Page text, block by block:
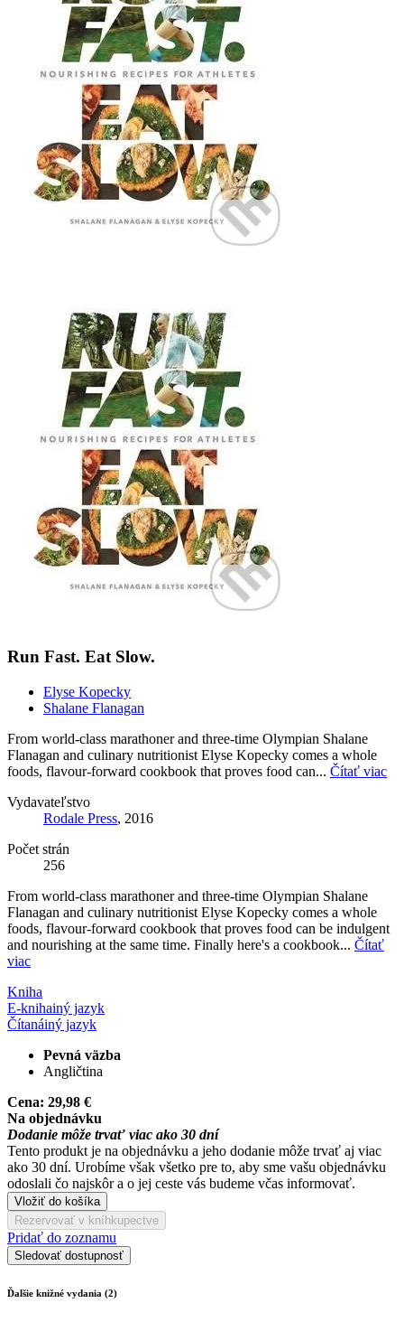
Run Fast. Eat Slow.
Elyse Kopecky
Shalane Flanagan
From world-class marathoner and three-time Olympian Shalane
Flanagan and culinary nutritionist Elyse Kopecky comes a whole
foods, flavour-forward cookbook that proves food can... Čítať viac
Vydavateľstvo
Rodale Press, 2016
Počet strán
256
From world-class marathoner and three-time Olympian Shalane
Flanagan and culinary nutritionist Elyse Kopecky comes a whole
foods, flavour-forward cookbook that proves food can be indulgent
and nourishing at the same time. Finally here's a cookbook... Čítať
viac
Kniha
E-knihainý jazyk
Čítanáiný jazyk
Pevná väzba
Angličtina
Cena: 29,98 €
Na objednávku
Dodanie môže trvať viac ako 30 dní
Tento produkt je na objednávku a jeho dodanie môže trvať aj viac
ako 30 dní. Urobíme však všetko pre to, aby sme vašu objednávku
odoslali čo najskôr a o jej ceste vás budeme včas informovať.
Vložiť do košíka
Rezervovať v kníhkupectve
Pridať do zoznamu
Sledovať dostupnosť
Ďalšie knižné vydania (2)